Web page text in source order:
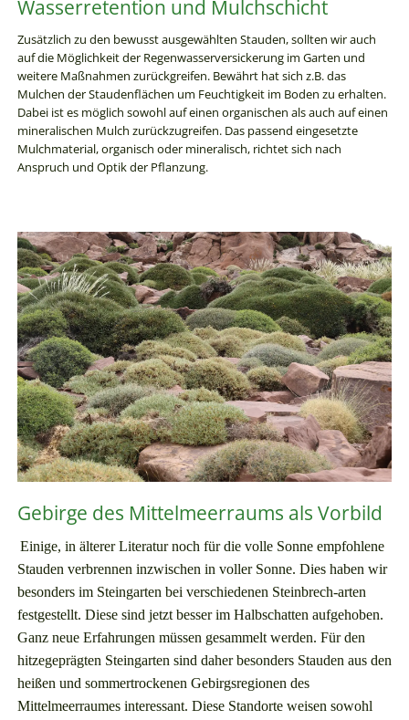
Wasserretention und Mulchschicht
Zusätzlich zu den bewusst ausgewählten Stauden, sollten wir auch
auf die Möglichkeit der Regenwasserversickerung im Garten und
weitere Maßnahmen zurückgreifen. Bewährt hat sich z.B. das
Mulchen der Staudenflächen um Feuchtigkeit im Boden zu erhalten.
Dabei ist es möglich sowohl auf einen organischen als auch auf einen
mineralischen Mulch zurückzugreifen. Das passend eingesetzte
Mulchmaterial, organisch oder mineralisch, richtet sich nach
Anspruch und Optik der Pflanzung.
Gebirge des Mittelmeerraums als Vorbild
Einige, in älterer Literatur noch für die volle Sonne empfohlene
Stauden verbrennen inzwischen in voller Sonne. Dies haben wir
besonders im Steingarten bei verschiedenen Steinbrech-arten
festgestellt. Diese sind jetzt besser im Halbschatten aufgehoben.
Ganz neue Erfahrungen müssen gesammelt werden. Für den
hitzegeprägten Steingarten sind daher besonders Stauden aus den
heißen und sommertrockenen Gebirgsregionen des
Mittelmeerraumes interessant. Diese Standorte weisen sowohl